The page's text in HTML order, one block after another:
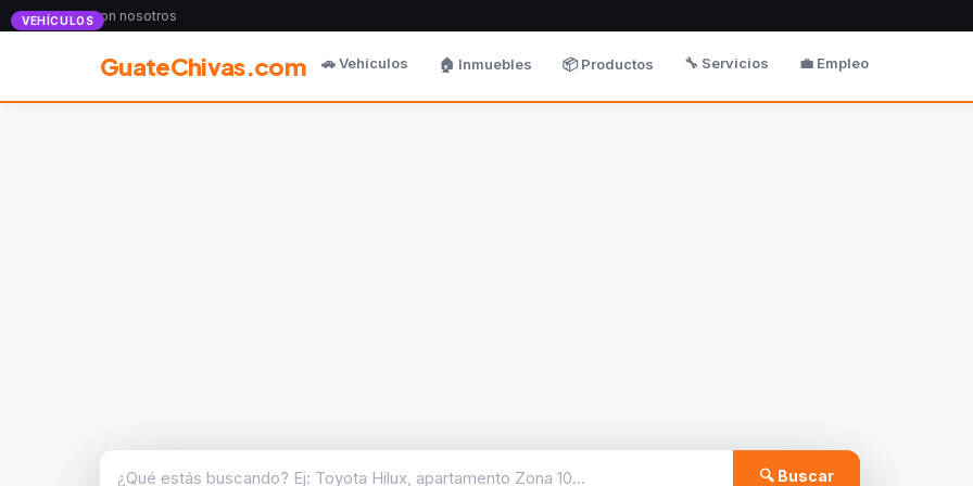
Anunciate con nosotros
GuateChivas.com 🚗 Vehículos 🏠 Inmuebles 📦 Productos 🔧 Servicios 💼 Empleo
🔍 Buscar
VEHÍCULOS